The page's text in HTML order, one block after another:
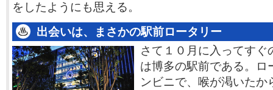
をしたようにも思える。
出会いは、まさかの駅前ロータリー
さて１０月に入ってすぐ
は博多の駅前である。ロ
ンビニで、喉が渇いたか